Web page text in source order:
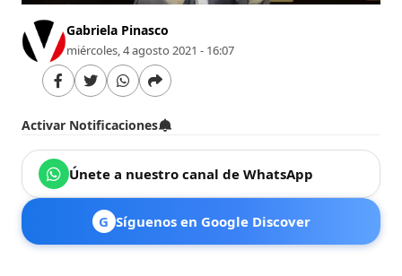
Gabriela Pinasco
miércoles, 4 agosto 2021 - 16:07
Activar Notificaciones
Únete a nuestro canal de WhatsApp
G Síguenos en Google Discover